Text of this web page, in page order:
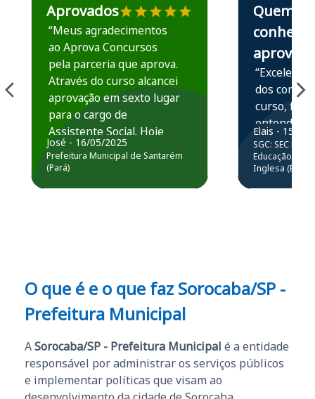
Aprovados
“Meus agradecimentos
ao Aprova Concursos
pela parceria que aprova.
Através do curso alcancei
aprovação em sexto lugar
para o cargo de
Assistente Social. Hoje
estou atuando na
Prefeitura de Santarém.
José - 16/05/2025
Prefeitura Municipal de Santarém
(Pará)
Quem
conhece,
aprova
“Excelente
dos
curso,
entender e
prática
resolução
questões.”
Elais - 15/07/
SGC: SEC BA
Educação
Inglesa (Edital
O que é e o que faz Sorocaba/SP -
Prefeitura Municipal
ASorocaba/SP - Prefeitura Municipal é a entidade
responsável por administrar os serviços públicos
e implementar políticas que visam ao